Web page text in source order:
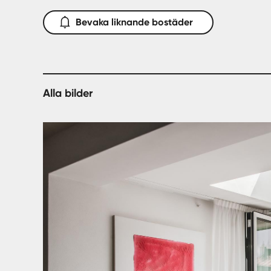
Bevaka liknande bostäder
Alla bilder